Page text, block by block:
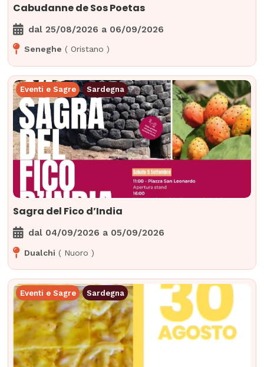
Cabudanne de Sos Poetas
dal25/08/2026 a 06/09/2026
Seneghe ( Oristano )
Eventi e Sagre Sardegna
Sagra del Fico d’India
dal 04/09/2026 a 05/09/2026
Dualchi ( Nuoro )
Eventi e Sagre Sardegna